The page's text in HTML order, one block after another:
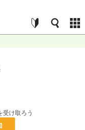
受け取ろう